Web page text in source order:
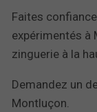
Faites
expérimentés à
zinguerie à la
Demandez un
Montluçon.